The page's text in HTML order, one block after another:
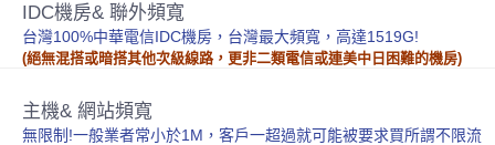
IDC機房& 聯外頻寬
台灣100%中華電信IDC機房，台灣最大頻寬，高達1519G!
(絕無混搭或暗搭其他次級線路，更非二類電信或連美中日困難的機房)
主機& 網站頻寬
無限制!一般業者常小於1M，客戶一超過就可能被要求買所謂不限流